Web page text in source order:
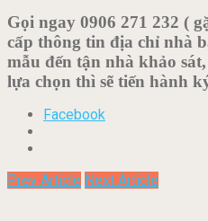
Gọi ngay 0906 271 232 (
cấp thông tin địa chỉ nhà
mẫu đến tận nhà khảo
lựa chọn thì sẽ tiến hành
Facebook
Prev Article Next Article